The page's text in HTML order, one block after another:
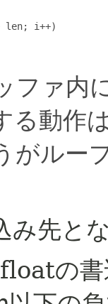
len; i++)
ファ内
る動作
がルー
先と
の